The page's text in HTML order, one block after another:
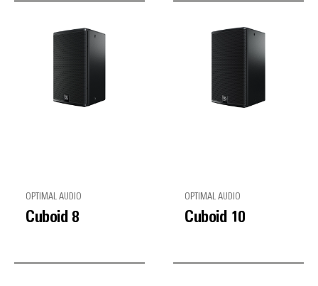
OPTIMAL AUDIO
Cuboid 8
OPTIMAL AUDIO
Cuboid 10